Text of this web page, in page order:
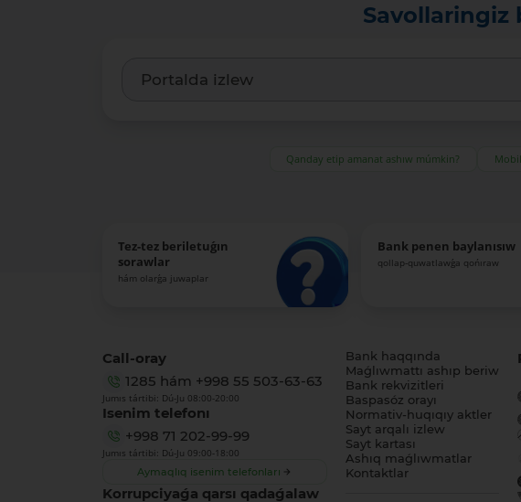
Savollaringiz
Qanday etip amanat ashıw múmkin?
Tez-tez beriletuǵın
sorawlar
hám olarǵa juwaplar
Bank penen baylanısıw
qollap-quwatlawǵa qońıraw
Call-oray
1285 hám +998 55 503-63-63
Jumıs tártibi: Dú-Ju 08:00-20:00
Isenim telefonı
+998 71 202-99-99
Jumıs tártibi: Dú-Ju 09:00-18:00
Aymaqlıq isenim telefonları
Korrupciyaǵa qarsı qadaǵalaw
Bank haqqında
Maǵlıwmattı ashıp beriw
Bank rekvizitleri
Baspasóz orayı
Normativ-huqıqıy aktler
Sayt arqalı izlew
Sayt kartası
Ashıq maǵlıwmatlar
Kontaktlar